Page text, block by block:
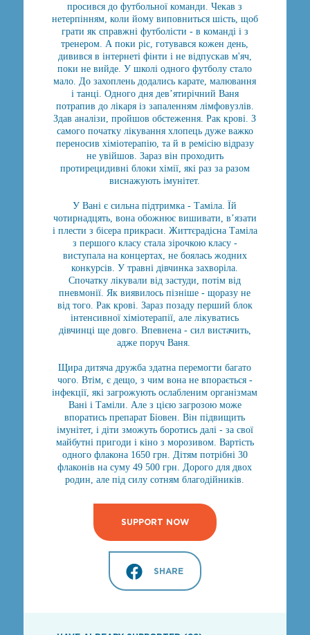
просився до футбольної команди. Чекав з
нетерпінням, коли йому виповниться шість, щоб
грати як справжні футболісти - в команді і з
тренером. А поки ріс, готувався кожен день,
дивився в інтернеті фінти і не відпускав м'яч,
поки не вийде. У школі одного футболу стало
мало. До захоплень додались карате, малювання
і танці. Одного дня дев’ятирічний Ваня
потрапив до лікаря із запаленням лімфовузлів.
Здав аналізи, пройшов обстеження. Рак крові. З
самого початку лікування хлопець дуже важко
переносив хіміотерапію, та й в ремісію відразу
не увійшов. Зараз він проходить
протирецидивні блоки хімії, які раз за разом
виснажують імунітет.
У Вані є сильна підтримка - Таміла. Їй
чотирнадцять, вона обожнює вишивати, в’язати
і плести з бісера прикраси. Життєрадісна Таміла
з першого класу стала зірочкою класу -
виступала на концертах, не боялась жодних
конкурсів. У травні дівчинка захворіла.
Спочатку лікували від застуди, потім від
пневмонії. Як виявилось пізніше - щоразу не
від того. Рак крові. Зараз позаду перший блок
інтенсивної хіміотерапії, але лікуватись
дівчинці ще довго. Впевнена - сил вистачить,
адже поруч Ваня.
Щира дитяча дружба здатна перемогти багато
чого. Втім, є дещо, з чим вона не впорається -
інфекції, які загрожують ослабленим організмам
Вані і Таміли. Але з цією загрозою може
впоратись препарат Біовен. Він підвищить
імунітет, і діти зможуть боротись далі - за свої
майбутні пригоди і кіно з морозивом. Вартість
одного флакона 1650 грн. Дітям потрібні 30
флаконів на суму 49 500 грн. Дорого для двох
родин, але під силу сотням благодійників.
SUPPORT NOW
SHARE